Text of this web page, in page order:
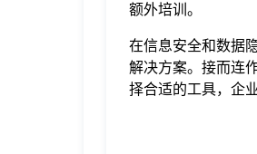
额外培训。
在信息安全和数据
解决方案。接而连
择合适的工具，企